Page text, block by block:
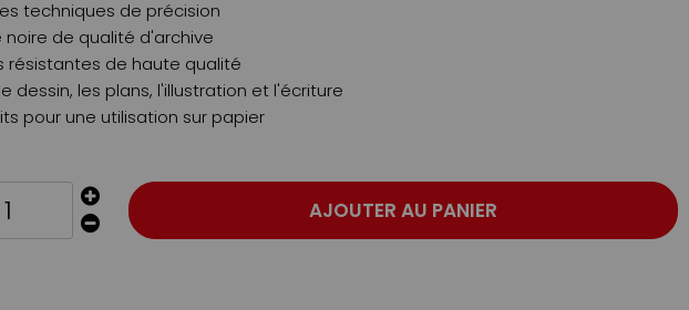
techniques de précision
noire de qualité d'archive
résistantes de haute qualité
dessin, les plans, l'illustration et l'écriture
pour une utilisation sur papier
AJOUTER AU PANIER